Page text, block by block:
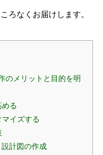
ろなくお届けします。
のメリットと目的を明
る
イズする
計図の作成